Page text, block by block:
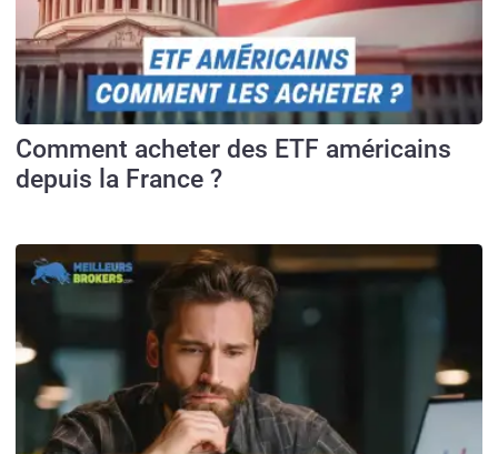
Comment acheter des ETF américains
depuis la France ?